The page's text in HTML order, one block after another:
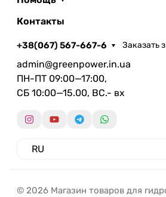
Контакты
+38(067) 567-667-6 Заказать
admin@greenpower.in.ua
ПН-ПТ 09:00—17:00,
СБ 10:00—15.00, ВС.- вх
© 2026 Магазин товаров для